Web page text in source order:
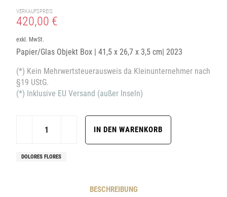
VERKAUFSPREIS
420,00 €
exkl. MwSt.
Papier/Glas Objekt Box | 41,5 x 26,7 x 3,5 cm| 2023
(*) Kein Mehrwertsteuerausweis da Kleinunternehmer nach
§19 UStG.
(*) Inklusive EU Versand (außer Inseln)
DOLORES FLORES
BESCHREIBUNG